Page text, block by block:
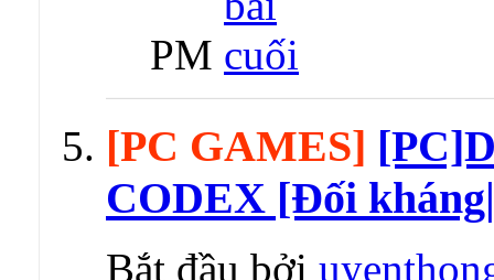
PM
[PC GAMES]
CODEX [Đối
Bắt đầu bởi